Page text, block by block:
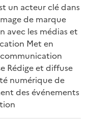
un acteur clé dans
de marque
avec les médias et
Met en
Rédige et diffuse
numérique de
des événements